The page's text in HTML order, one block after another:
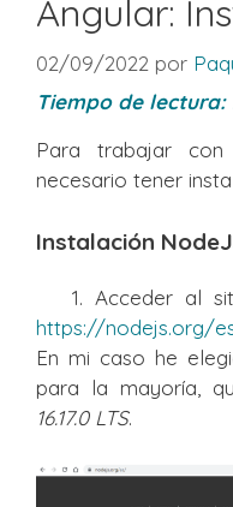
Angular:
02/09/2022 por
Tiempo de lectura:
Para trabajar
necesario tener
Instalación
1. Acceder al
https://nodejs.org/
En mi caso he
para la mayoría,
16.17.0 LTS.